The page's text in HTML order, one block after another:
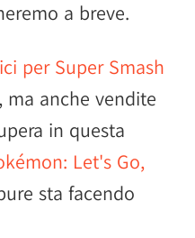
a breve.
per Super Smash
ma anche vendite
in questa
Let's Go,
sta facendo